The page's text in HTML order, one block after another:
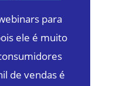
para
ele é muito
de vendas é